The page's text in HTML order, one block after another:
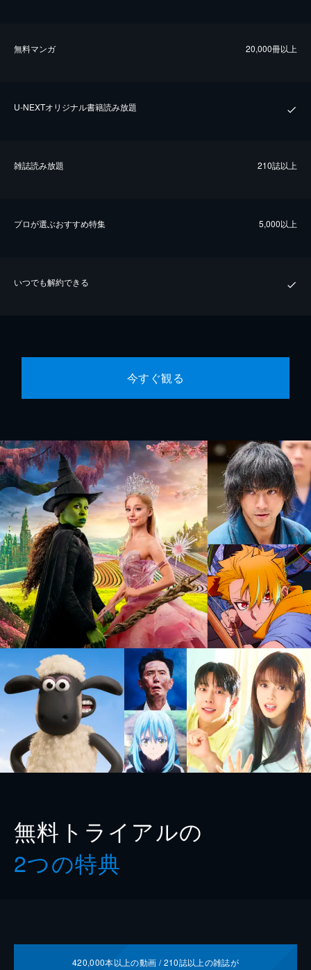
無料マンガ 20,000冊以上
U-NEXTオリジナル書籍読み放題
雑誌読み放題 210誌以上
プロが選ぶおすすめ特集 5,000以上
いつでも解約できる
今すぐ観る
無料トライアルの
2つの特典
420,000本以上の動画 /210誌以上の雑誌が